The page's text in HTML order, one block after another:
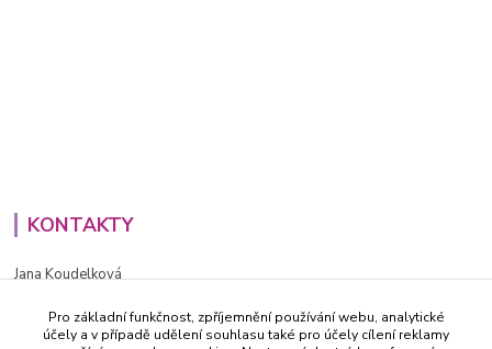
KONTAKTY
Jana Koudelková
PO - PÁ (8-16h)
Pro základní funkčnost, zpříjemnění používání webu, analytické
účely a v případě udělení souhlasu také pro účely cílení reklamy